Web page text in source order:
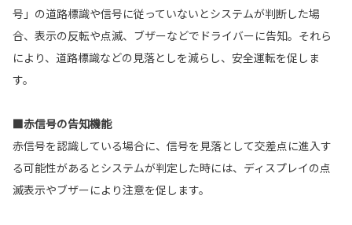
号」の道路標識や信号に従っていないとシステムが判断した場
合、表示の反転や点滅、ブザーなどでドライバーに告知。それら
により、道路標識などの見落としを減らし、安全運転を促しま
す。
■赤信号の告知機能
赤信号を認識している場合に、信号を見落として交差点に進入す
る可能性があるとシステムが判定した時には、ディスプレイの点
滅表示やブザーにより注意を促します。